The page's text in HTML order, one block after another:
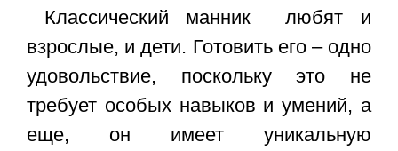
Классический манник любят и
взрослые, и дети. Готовить его – одно
удовольствие, поскольку это не
требует особых навыков и умений, а
еще, он имеет уникальную